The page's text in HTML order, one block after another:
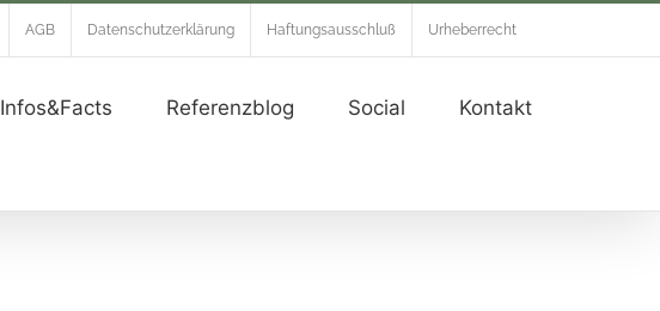
AGB Datenschutzerklärung Haftungsausschluß Urheberrecht
Infos&Facts Referenzblog Social Kontakt